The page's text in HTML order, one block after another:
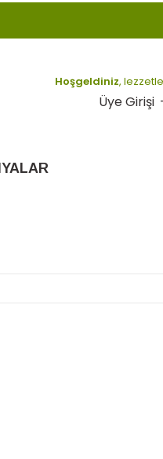
Hoşgeldiniz,
Üye Girişi